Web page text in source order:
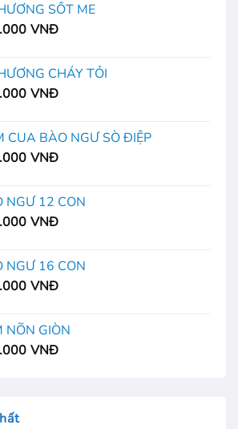
SỐT ME
VNĐ
CHÁY TỎI
VNĐ
CUA BÀO NGƯ SÒ ĐIỆP
VNĐ
NGƯ 12 CON
VNĐ
NGƯ 16 CON
VNĐ
NÕN GIÒN
VNĐ